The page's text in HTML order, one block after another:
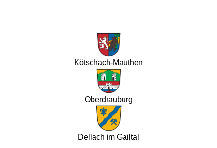
Kötschach-Mauthen
Oberdrauburg
Dellach im Gailtal